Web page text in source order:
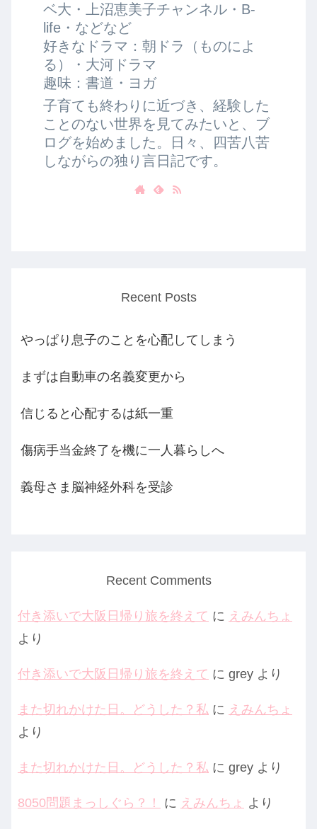
ベ大・上沼恵美子チャンネル・B-
life・などなど
好きなドラマ：朝ドラ（ものによ
る）・大河ドラマ
趣味：書道・ヨガ
子育ても終わりに近づき、経験した
ことのない世界を見てみたいと、ブ
ログを始めました。日々、四苦八苦
しながらの独り言日記です。
Recent Posts
やっぱり息子のことを心配してしまう
まずは自動車の名義変更から
信じると心配するは紙一重
傷病手当金終了を機に一人暮らしへ
義母さま脳神経外科を受診
Recent Comments
付き添いで大阪日帰り旅を終えて に えみんちょ
より
付き添いで大阪日帰り旅を終えて に grey より
また切れかけた日。どうした？私 に えみんちょ
より
また切れかけた日。どうした？私 に grey より
8050問題まっしぐら？！ に えみんちょ より